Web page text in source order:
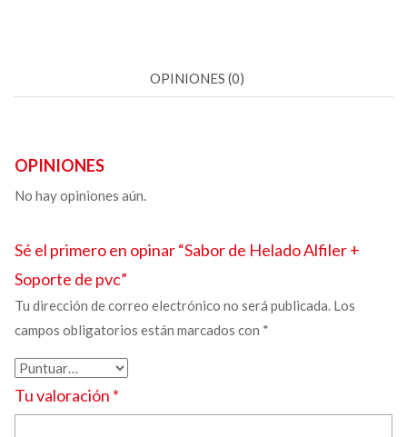
OPINIONES (0)
OPINIONES
No hay opiniones aún.
Sé el primero en opinar “Sabor de HeladoAlfiler +
Soporte de pvc”
Tu dirección de correo electrónico no será publicada. Los
campos obligatorios están marcados con *
Tu valoración *